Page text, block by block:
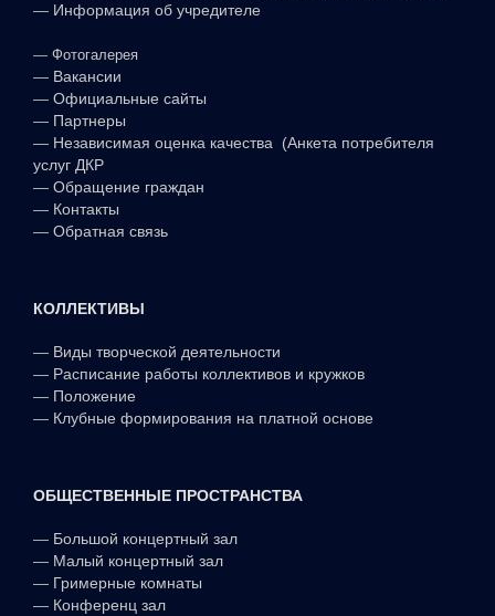
— Информация об учредителе
— Фотогалерея
— Вакансии
— Официальные сайты
— Партнеры
— Независимая оценка качества (Анкета потребителя
услуг ДКР
— Обращение граждан
— Контакты
— Обратная связь
КОЛЛЕКТИВЫ
— Виды творческой деятельности
— Расписание работы коллективов и кружков
— Положение
— Клубные формирования на платной основе
ОБЩЕСТВЕННЫЕ ПРОСТРАНСТВА
— Большой концертный зал
— Малый концертный зал
— Гримерные комнаты
— Конференц зал